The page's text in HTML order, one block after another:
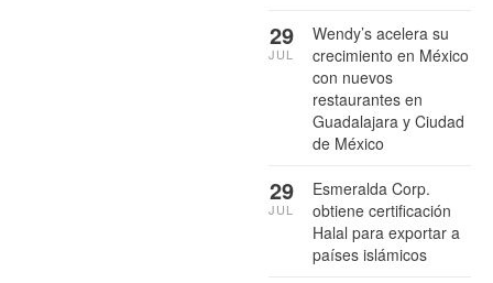
Wendy’s acelera su
crecimiento en México
con nuevos
restaurantes en
Guadalajara y Ciudad
de México
29
JUL
Esmeralda Corp.
obtiene certificación
Halal para exportar a
países islámicos
29
JUL